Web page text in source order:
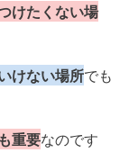
けたくない場
けない場所でも
重要なのです